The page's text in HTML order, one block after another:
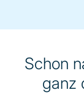
Schon
ganz